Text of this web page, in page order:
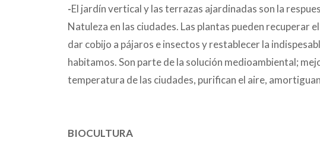
-El jardín vertical y las terrazas ajardinadas son la
Natuleza en las ciudades. Las plantas pueden recuperar
dar cobijo a pájaros e insectos y restablecer la
habitamos. Son parte de la solución medioambiental;
temperatura de las ciudades, purifican el aire,
BIOCULTURA